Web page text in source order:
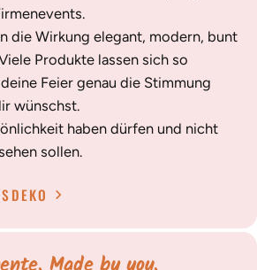
die Wirkung elegant, modern, bunt
Produkte lassen sich so
Feier genau die Stimmung
wünschst.
haben dürfen und nicht
sollen.